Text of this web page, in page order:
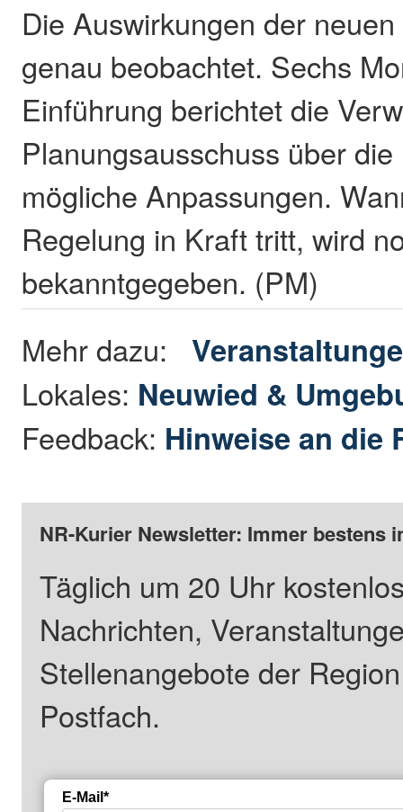
Die Auswirkungen der
genau beobachtet. Sechs
Einführung berichtet die
Planungsausschuss über
mögliche Anpassungen.
Regelung in Kraft tritt, wird
bekanntgegeben. (PM)
Mehr dazu:
Lokales: Neuwied &
Feedback: Hinweise an die
NR-Kurier Newsletter: Immer bestens
Täglich um 20 Uhr
Nachrichten,
Stellenangebote der
Postfach.
E-Mail*